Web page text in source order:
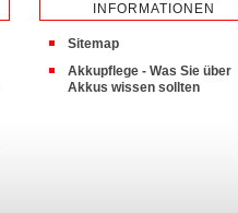
INFORMATIONEN
Sitemap
Akkupflege - Was Sie über
Akkus wissen sollten